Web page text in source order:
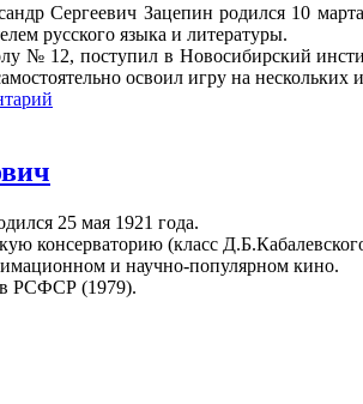
Сергеевич Зацепин родился 10
русского языка и литературы.
№ 12, поступил в Новосибирский
освоил игру на
25 мая 1921 года.
консерваторию (класс
и научно-популярном кино.
РСФСР (1979).